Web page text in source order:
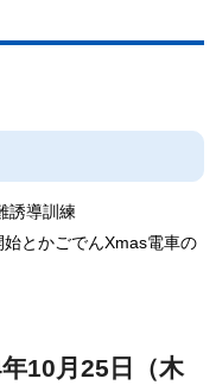
誘導訓練
とかごでんXmas電車の
10月25日（木